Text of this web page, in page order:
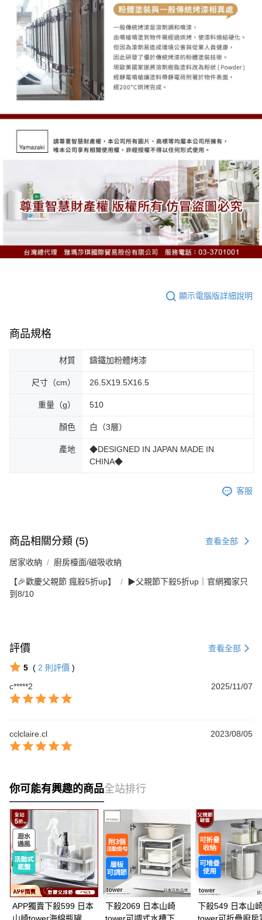
顯示電腦版詳細說明
商品規格
材質 鑄鐵加粉體烤漆
尺寸（cm） 26.5X19.5X16.5
重量（g） 510
顏色 白（3層）
產地
◆DESIGNED IN JAPAN MADE IN
CHINA◆
客服
商品相關分類 (5) 查看全部
居家收納 廚房檯面/磁吸收納
【🎉歡慶父親節 瘋殺5折up】
▶父親節下殺5折up｜官網獨家只
到8/10
評價 查看全部
5 ( 2 則評價 )
c*****2
2025/11/07
cclclaire.cl 2023/08/05
你可能有興趣的商品全站排行
APP獨賣下殺599 日本
下殺2069 日本山崎
下殺549 日本山